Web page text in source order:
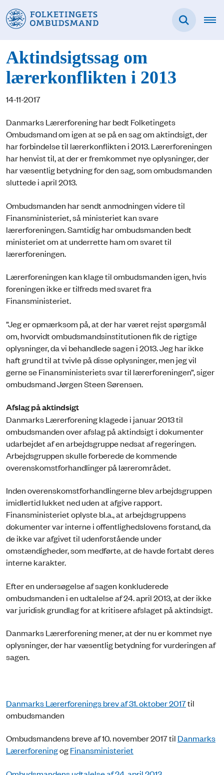
Aktindsigtssag om
lærerkonflikten i 2013
14-11-2017
Danmarks Lærerforening har bedt Folketingets
Ombudsmand om igen at se på en sag om aktindsigt, der
har forbindelse til lærerkonflikten i 2013. Lærerforeningen
har henvist til, at der er fremkommet nye oplysninger, der
har væsentlig betydning for den sag, som ombudsmanden
sluttede i april 2013.
Ombudsmanden har sendt anmodningen videre til
Finansministeriet, så ministeriet kan svare
lærerforeningen. Samtidig har ombudsmanden bedt
ministeriet om at underrette ham om svaret til
lærerforeningen.
Lærerforeningen kan klage til ombudsmanden igen, hvis
foreningen ikke er tilfreds med svaret fra
Finansministeriet.
”Jeg er opmærksom på, at der har været rejst spørgsmål
om, hvorvidt ombudsmandsinstitutionen fik de rigtige
oplysninger, da vi behandlede sagen i 2013. Jeg har ikke
haft grund til at tvivle på disse oplysninger, men jeg vil
gerne se Finansministeriets svar til lærerforeningen”, siger
ombudsmand Jørgen Steen Sørensen.
Afslag på aktindsigt
Danmarks Lærerforening klagede i januar 2013 til
ombudsmanden over afslag på aktindsigt i dokumenter
udarbejdet af en arbejdsgruppe nedsat af regeringen.
Arbejdsgruppen skulle forberede de kommende
overenskomstforhandlinger på lærerområdet.
Inden overenskomstforhandlingerne blev arbejdsgruppen
imidlertid lukket ned uden at afgive rapport.
Finansministeriet oplyste bl.a., at arbejdsgruppens
dokumenter var interne i offentlighedslovens forstand, da
de ikke var afgivet til udenforstående under
omstændigheder, som medførte, at de havde fortabt deres
interne karakter.
Efter en undersøgelse af sagen konkluderede
ombudsmanden i en udtalelse af 24. april 2013, at der ikke
var juridisk grundlag for at kritisere afslaget på aktindsigt.
Danmarks Lærerforening mener, at der nu er kommet nye
oplysninger, der har væsentlig betydning for vurderingen af
sagen.
Danmarks Lærerforenings brev af 31. oktober 2017til
ombudsmanden
Ombudsmandens breve af 10. november 2017 til Danmarks
LærerforeningogFinansministeriet